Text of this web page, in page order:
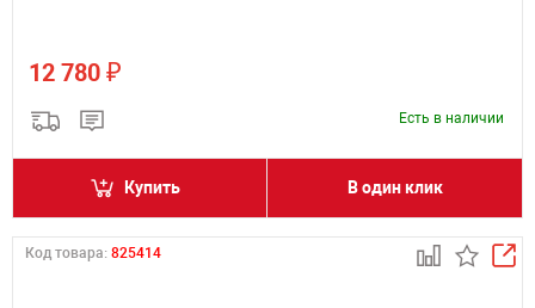
12 780 ₽
Есть в наличии
Купить В один клик
Код товара: 825414